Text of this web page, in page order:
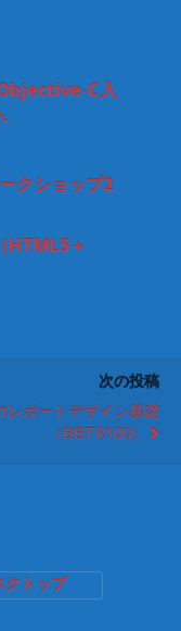
C入
クショップ2
HTML5＋
次の投稿
レポートデザイン基礎
（BBTR100）
クトップ